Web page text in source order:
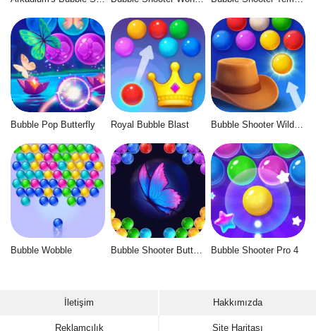
Bubble Pop Butterfly Royal Bubble Blast
Bubble Wobble Bubble Shooter Butterfly Bubble Shooter Pro 4
İletişim Hakkımızda
Reklamcılık Site Haritası